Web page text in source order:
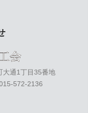
大通1丁目35番地
572-2136